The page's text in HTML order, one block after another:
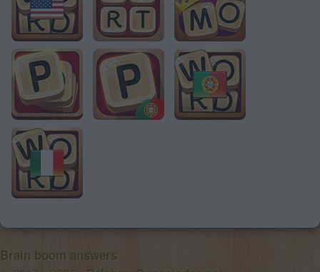
Brain boom answers